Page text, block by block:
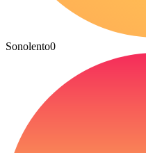
Sonolento0